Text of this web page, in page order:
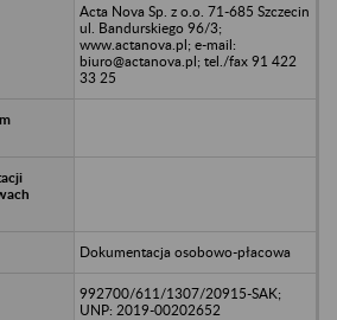
Acta Nova Sp. z o.o. 71-685 Szczecin
ul. Bandurskiego 96/3;
www.actanova.pl; e-mail:
biuro@actanova.pl; tel./fax 91 422
33 25
Dokumentacja osobowo-płacowa
992700/611/1307/20915-SAK;
UNP: 2019-00202652